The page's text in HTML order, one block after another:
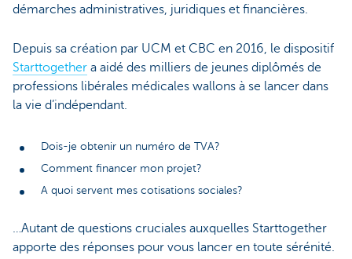
démarches administratives, juridiques et financières.
Depuis sa création par UCM et CBC en 2016, le dispositif
Starttogether a aidé des milliers de jeunes diplômés de
professions libérales médicales wallons à se lancer dans
la vie d’indépendant.
Dois-je obtenir un numéro de TVA?
Comment financer mon projet?
A quoi servent mes cotisations sociales?
…Autant de questions cruciales auxquelles Starttogether
apporte des réponses pour vous lancer en toute sérénité.